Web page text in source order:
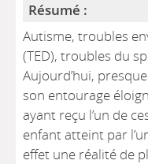
Résumé :
Autisme, troubles
(TED), troubles du
Aujourd’hui,
son entourage
ayant reçu l’un de
enfant atteint par
effet une réalité de